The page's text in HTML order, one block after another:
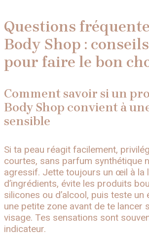
Questions
Body Shop :
pour faire le bon
Comment savoir si un
Body Shop convient à
sensible
Si ta peau réagit facilement,
courtes, sans parfum synthétique
agressif. Jette toujours un œil à la
d’ingrédients, évite les produits
silicones ou d’alcool, puis teste un
une petite zone avant de te lancer
visage. Tes sensations sont
indicateur.